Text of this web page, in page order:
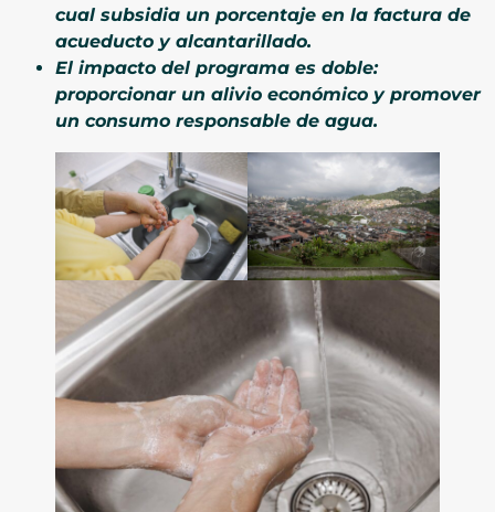
cual subsidia un porcentaje en la factura de
acueducto y alcantarillado.
El impacto del programa es doble:
proporcionar un alivio económico y promover
un consumo responsable de agua.